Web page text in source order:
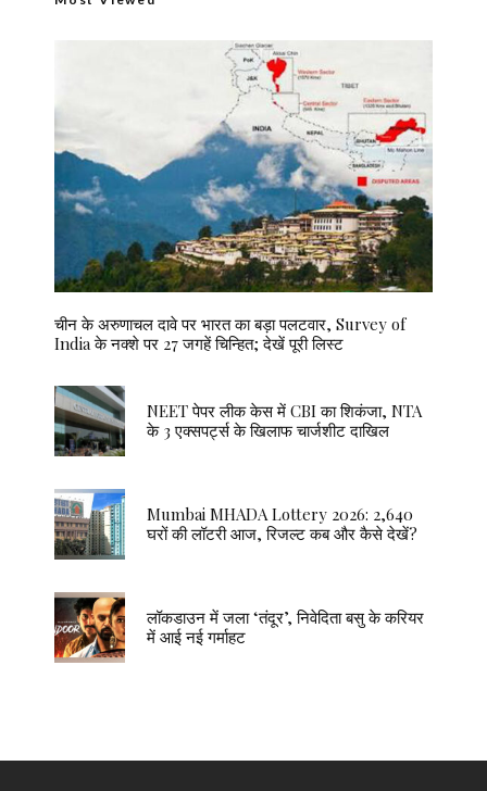
चीन के अरुणाचल दावे पर भारत का बड़ा पलटवार, Survey of
India के नक्शे पर 27 जगहें चिन्हित; देखें पूरी लिस्ट
NEET पेपर लीक केस में CBI का शिकंजा, NTA
के 3 एक्सपर्ट्स के खिलाफ चार्जशीट दाखिल
Mumbai MHADA Lottery 2026: 2,640
घरों की लॉटरी आज, रिजल्ट कब और कैसे देखें?
लॉकडाउन में जला ‘तंदूर’, निवेदिता बसु के करियर
में आई नई गर्माहट